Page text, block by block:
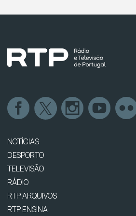
NOTÍCIAS
DESPORTO
TELEVISÃO
RÁDIO
RTP ARQUIVOS
RTP ENSINA